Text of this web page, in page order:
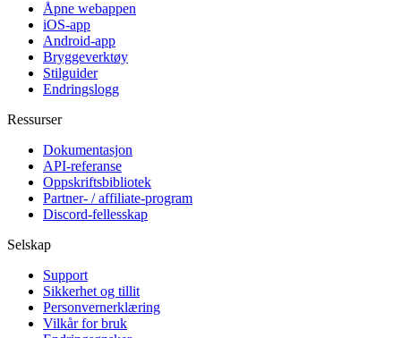
Åpne webappen
iOS-app
Android-app
Bryggeverktøy
Stilguider
Endringslogg
Ressurser
Dokumentasjon
API-referanse
Oppskriftsbibliotek
Partner- / affiliate-program
Discord-fellesskap
Selskap
Support
Sikkerhet og tillit
Personvernerklæring
Vilkår for bruk